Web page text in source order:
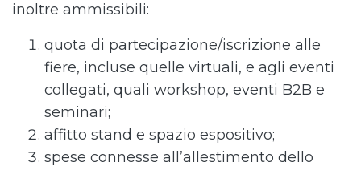
inoltre ammissibili:
quota di partecipazione/iscrizione alle
fiere, incluse quelle virtuali, e agli eventi
collegati, quali workshop, eventi B2B e
seminari;
affitto stand e spazio espositivo;
spese connesse all’allestimento dello